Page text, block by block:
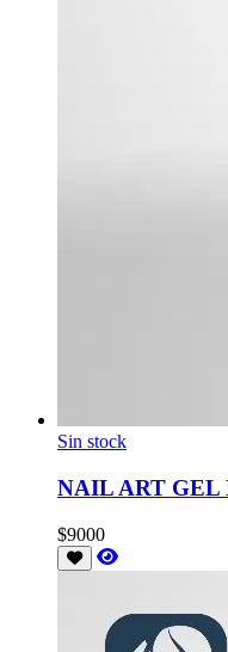
Sin stock
NAIL ART GEL
$9000